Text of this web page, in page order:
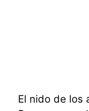
El nido de los